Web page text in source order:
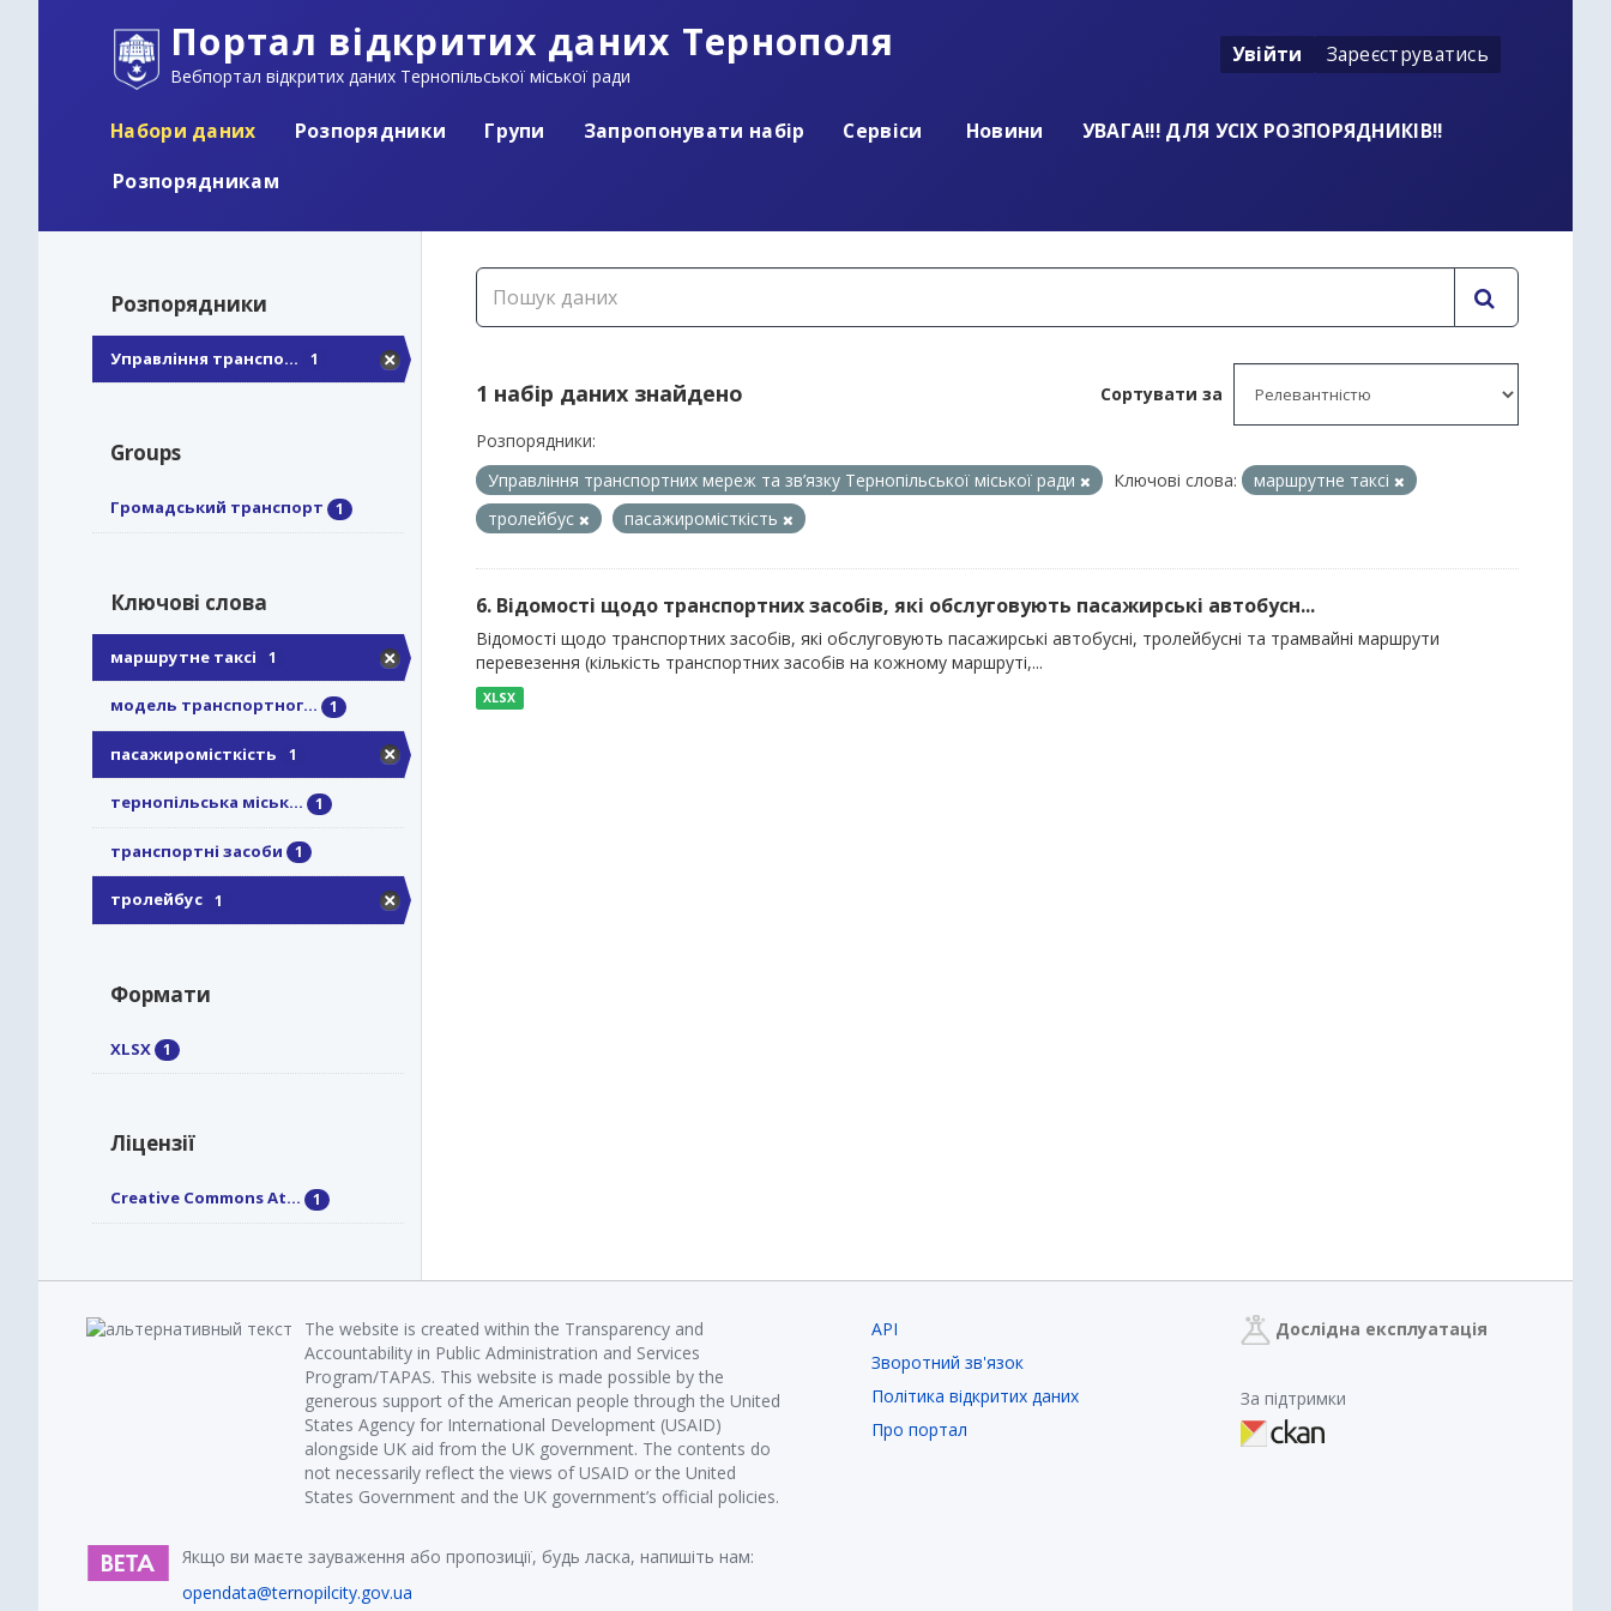
Портал відкритих даних Тернополя
Вебпортал відкритих даних Тернопільської міської ради
Увійти Зареєструватись
Набори даних Розпорядники Групи Запропонувати набір Сервіси Новини
УВАГА!!! ДЛЯ УСІХ РОЗПОРЯДНИКІВ!!
Розпорядникам
Розпорядники
Управління транспо... 1
Groups
Громадський транспорт 1
Ключові слова
маршрутне таксі 1
модель транспортног... 1
пасажиромісткість 1
тернопільська міськ... 1
транспортні засоби 1
тролейбус 1
Формати
XLSX 1
Ліцензії
Creative Commons At... 1
Сортувати за
1 набір даних знайдено
Розпорядники:
Управління транспортних мереж та зв’язку Тернопільської міської ради
Ключові слова:
маршрутне таксі
тролейбус
пасажиромісткість
6. Відомості щодо транспортних засобів, які обслуговують пасажирські автобусн...
Відомості щодо транспортних засобів, які обслуговують пасажирські автобусні, тролейбусні та трамвайні маршрути
перевезення (кількість транспортних засобів на кожному маршруті,...
XLSX
The website is created within the Transparency and
Accountability in Public Administration and Services
Program/TAPAS. This website is made possible by the
generous support of the American people through the United
States Agency for International Development (USAID)
alongside UK aid from the UK government. The contents do
not necessarily reflect the views of USAID or the United
States Government and the UK government’s official policies.
Якщо ви маєте зауваження або пропозиції, будь ласка, напишіть нам:
opendata@ternopilcity.gov.ua
API
Зворотний зв'язок
Політика відкритих даних
Про портал
Дослідна експлуатація
За підтримки